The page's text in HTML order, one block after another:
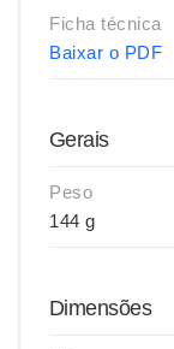
Ficha técnica
Baixar o PDF
Gerais
Peso
144 g
Dimensões